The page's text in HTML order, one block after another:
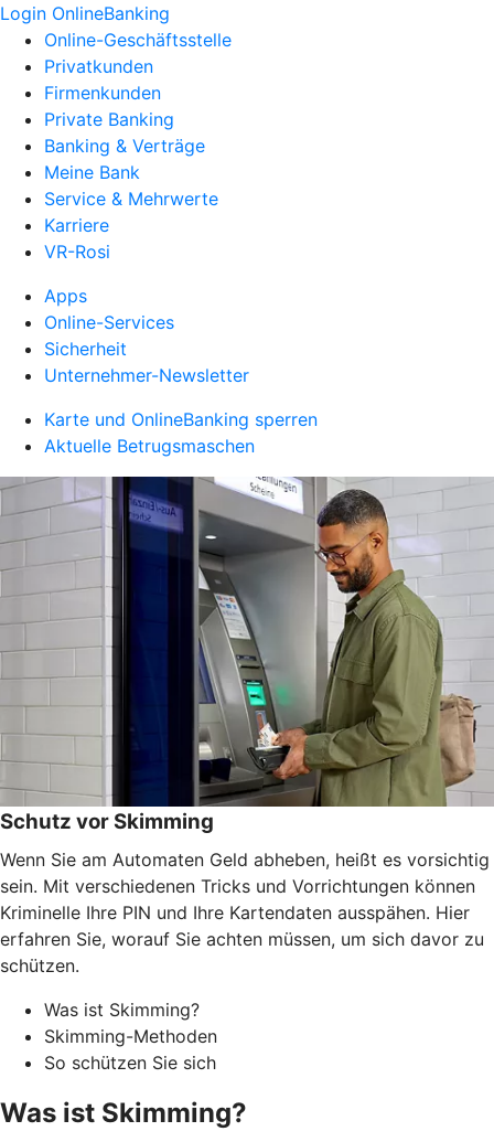
Login OnlineBanking
Online-Geschäftsstelle
Privatkunden
Firmenkunden
Private Banking
Banking & Verträge
Meine Bank
Service & Mehrwerte
Karriere
VR-Rosi
Apps
Online-Services
Sicherheit
Unternehmer-Newsletter
Karte und OnlineBanking sperren
Aktuelle Betrugsmaschen
Schutz vor Skimming
Wenn Sie am Automaten Geld abheben, heißt es vorsichtig
sein. Mit verschiedenen Tricks und Vorrichtungen können
Kriminelle Ihre PIN und Ihre Kartendaten ausspähen. Hier
erfahren Sie, worauf Sie achten müssen, um sich davor zu
schützen.
Was ist Skimming?
Skimming-Methoden
So schützen Sie sich
Was ist Skimming?